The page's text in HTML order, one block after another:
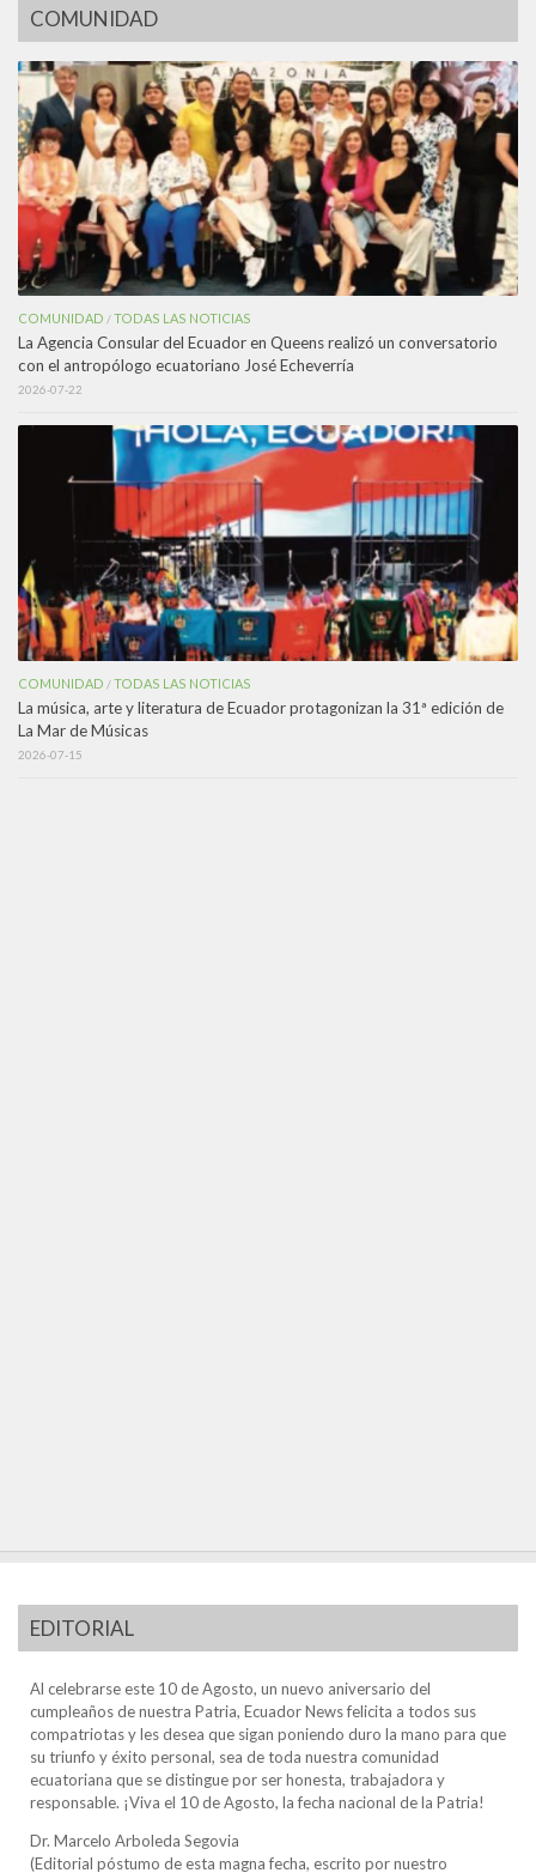
COMUNIDAD
COMUNIDAD /TODAS LAS NOTICIAS
La Agencia Consular del Ecuador en Queens realizó un conversatorio
con el antropólogo ecuatoriano José Echeverría
2026-07-22
COMUNIDAD /TODAS LAS NOTICIAS
La música, arte y literatura de Ecuador protagonizan la 31ª edición de
La Mar de Músicas
2026-07-15
EDITORIAL
Al celebrarse este 10 de Agosto, un nuevo aniversario del
cumpleaños de nuestra Patria, Ecuador News felicita a todos sus
compatriotas y les desea que sigan poniendo duro la mano para que
su triunfo y éxito personal, sea de toda nuestra comunidad
ecuatoriana que se distingue por ser honesta, trabajadora y
responsable. ¡Viva el 10 de Agosto, la fecha nacional de la Patria!
Dr. Marcelo Arboleda Segovia
(Editorial póstumo de esta magna fecha, escrito por nuestro